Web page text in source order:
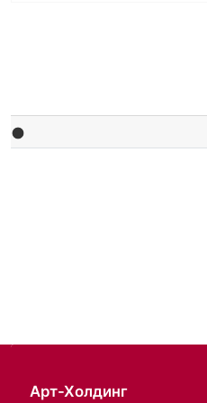
Арт-Холдинг